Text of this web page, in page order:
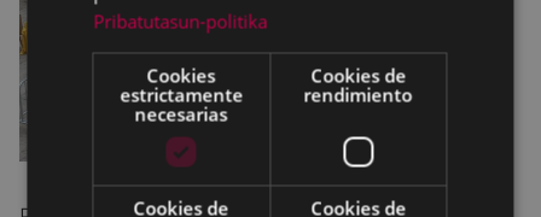
Pribatutasun-politika
Cookies
estrictamente
necesarias
Cookies de
rendimiento
Cookies de
Cookies de